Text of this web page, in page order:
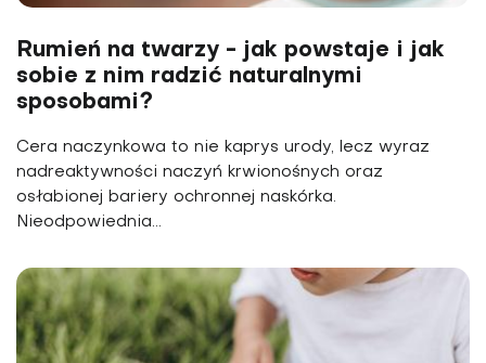
Rumień na twarzy - jak powstaje i jak
sobie z nim radzić naturalnymi
sposobami?
Cera naczynkowa to nie kaprys urody, lecz wyraz
nadreaktywności naczyń krwionośnych oraz
osłabionej bariery ochronnej naskórka.
Nieodpowiednia...